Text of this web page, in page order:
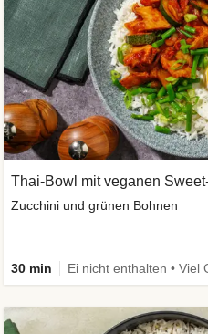
Thai-Bowl mit veganen
Zucchini und grünen Bohnen
30 min